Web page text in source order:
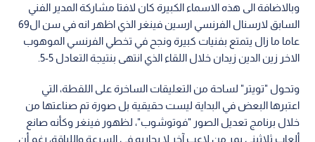
وبالاضافة الى هذه الاسماء الكبيرة كان لافتا مشاركة المدير الفني
السابق لارسنال الفرنسي ​ارسين فينغر​ الذي اظهر انه في سن ال69
عاما ما زال يتمتع بفنيات كبيرة ونجح في تخطي الفرنسي الموهوب
الاخر زين الدين زيدان خلال اللقاء الذي انتهى بنتيجة التعادل 5-5.
وتحول "تويتر" لساحة من التعليقات الساخرة على اللقطة، التي
اعتبرها البعض في البداية ليست حقيقية بل صورة تم صناعتها من
خلال برنامج تعديل الصور "فوتوشوب"، لظهور فينغر وكأنه صانع
ألعاب ثلاثيني يمر من لاعب آخر لا يجاريه في السرعة واللياقة، رغم أن